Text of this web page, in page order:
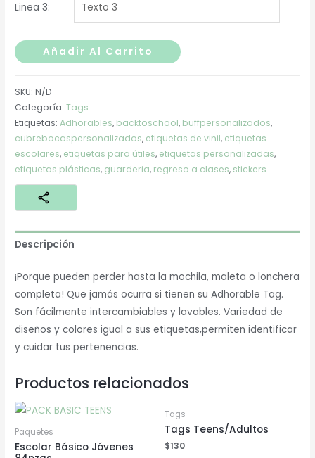
Linea 3:
Tags
Kids
cantidad
Añadir Al Carrito
SKU:N/D
Categoría:Tags
Etiquetas:Adhorables, backtoschool, buffpersonalizados,
cubrebocaspersonalizados, etiquetas de vinil, etiquetas
escolares, etiquetas para útiles, etiquetas personalizadas,
etiquetas plásticas, guarderia, regreso a clases, stickers
Descripción
¡Porque pueden perder hasta la mochila, maleta o lonchera
completa! Que jamás ocurra si tienen su Adhorable Tag.
Son fácilmente intercambiables y lavables. Variedad de
diseños y colores igual a sus etiquetas,permiten identificar
y cuidar tus pertenencias.
Productos relacionados
Paquetes
Escolar Básico Jóvenes
Tags
Tags Teens/Adultos
$130